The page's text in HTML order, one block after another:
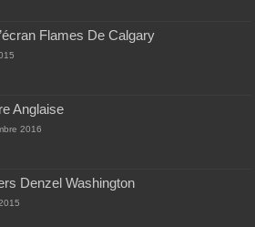
Flames De Calgary
Anglaise
2016
Denzel Washington